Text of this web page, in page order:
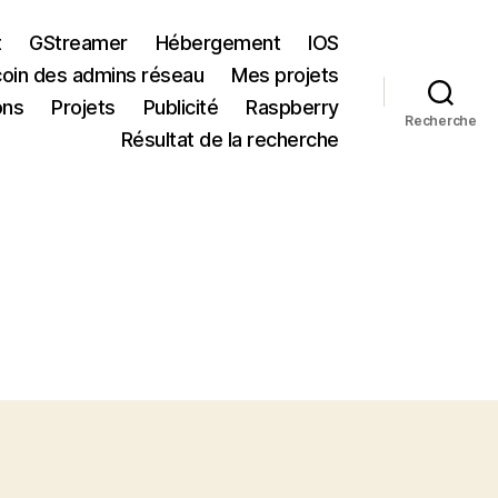
GStreamer Hébergement
IOS
des admins réseau
Mes projets
Projets Publicité
Raspberry
Résultat de la recherche
Recherche